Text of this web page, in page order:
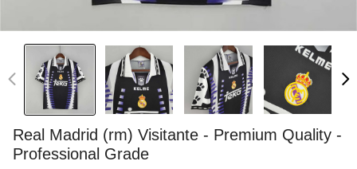
Real Madrid (rm) Visitante - Premium Quality -
Professional Grade